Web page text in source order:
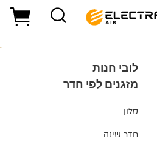
לובי חנות
מזגנים לפי חדר
סלון
חדר שינה